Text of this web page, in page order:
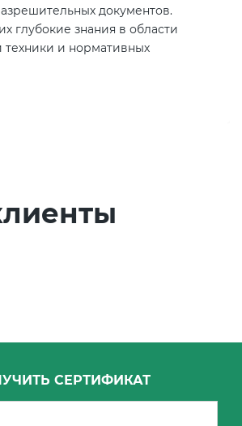
документов.
глубокие знания в области
техники и нормативных
СЕРТИФИКАТ